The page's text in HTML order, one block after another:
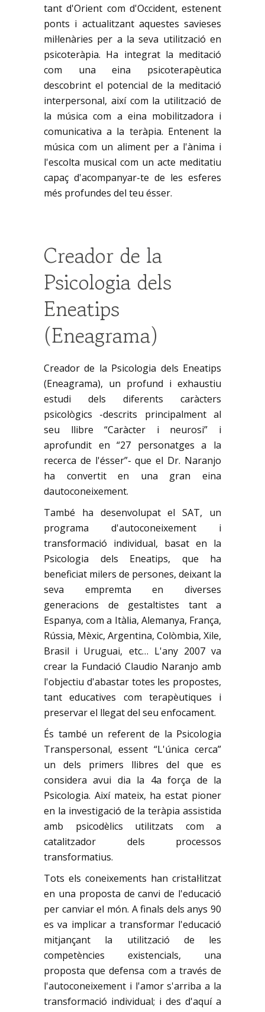
tant d'Orient com d'Occident, estenent
ponts i actualitzant aquestes savieses
mil·lenàries per a la seva utilització en
psicoteràpia. Ha integrat la meditació
com una eina psicoterapèutica
descobrint el potencial de la meditació
interpersonal, així com la utilització de
la música com a eina mobilitzadora i
comunicativa a la teràpia. Entenent la
música com un aliment per a l'ànima i
l'escolta musical com un acte meditatiu
capaç d'acompanyar-te de les esferes
més profundes del teu ésser.
Creador de la
Psicologia dels
Eneatips
(Eneagrama)
Creador de la Psicologia dels Eneatips
(Eneagrama), un profund i exhaustiu
estudi dels diferents caràcters
psicològics -descrits principalment al
seu llibre “Caràcter i neurosi” i
aprofundit en “27 personatges a la
recerca de l'ésser”- que el Dr. Naranjo
ha convertit en una gran eina
dautoconeixement.
També ha desenvolupat el SAT, un
programa d'autoconeixement i
transformació individual, basat en la
Psicologia dels Eneatips, que ha
beneficiat milers de persones, deixant la
seva empremta en diverses
generacions de gestaltistes tant a
Espanya, com a Itàlia, Alemanya, França,
Rússia, Mèxic, Argentina, Colòmbia, Xile,
Brasil i Uruguai, etc… L'any 2007 va
crear la Fundació Claudio Naranjo amb
l'objectiu d'abastar totes les propostes,
tant educatives com terapèutiques i
preservar el llegat del seu enfocament.
És també un referent de la Psicologia
Transpersonal, essent “L'única cerca”
un dels primers llibres del que es
considera avui dia la 4a força de la
Psicologia. Així mateix, ha estat pioner
en la investigació de la teràpia assistida
amb psicodèlics utilitzats com a
catalitzador dels processos
transformatius.
Tots els coneixements han cristal·litzat
en una proposta de canvi de l'educació
per canviar el món. A finals dels anys 90
es va implicar a transformar l'educació
mitjançant la utilització de les
competències existencials, una
proposta que defensa com a través de
l'autoconeixement i l'amor s'arriba a la
transformació individual; i des d'aquí a